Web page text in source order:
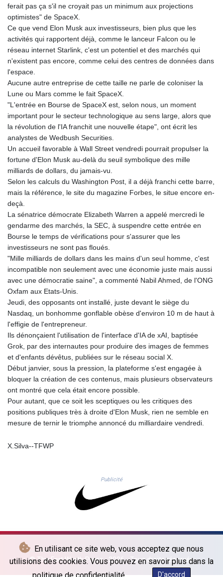
En utilisant ce site web, vous acceptez que nous
utilisions des cookies. Vous pouvez en savoir plus dans la
D'accord
KYD 0.833247
LAK
22575.258814
LBP
89537.973119
LRD 180.479173
LTL 2.95274
LVL 0.60489
LYD 6.360139
MDL 17.387495
MGA
MKD 53.374161
MMK
MNT
3596.040078
MOP 8.079926
MUR 47.069843
MVR 15.459842
MWK
MXN 17.15491
MYR 4.090201
NAD 16.244058
NGN
1364.669975
NIO 36.795607
NOK 9.51425
NZD 1.703215
OMR 0.384497
PAB 0.999866
RSD 101.728999
RUB 82.351799
RWF
1470.282086
ferait pas ça s'il ne croyait pas un minimum aux projections
optimistes" de SpaceX.
Ce que vend Elon Musk aux investisseurs, bien plus que les
activités qui rapportent déjà, comme le lanceur Falcon ou le
réseau internet Starlink, c'est un potentiel et des marchés qui
n'existent pas encore, comme celui des centres de données dans
l'espace.
Aucune autre entreprise de cette taille ne parle de coloniser la
Lune ou Mars comme le fait SpaceX.
"L'entrée en Bourse de SpaceX est, selon nous, un moment
important pour le secteur technologique au sens large, alors que
la révolution de l'IA franchit une nouvelle étape", ont écrit les
analystes de Wedbush Securities.
Un accueil favorable à Wall Street vendredi pourrait propulser la
fortune d'Elon Musk au-delà du seuil symbolique des mille
milliards de dollars, du jamais-vu.
Selon les calculs du Washington Post, il a déjà franchi cette barre,
mais la référence, le site du magazine Forbes, le situe encore en-
deçà.
La sénatrice démocrate Elizabeth Warren a appelé mercredi le
gendarme des marchés, la SEC, à suspendre cette entrée en
Bourse le temps de vérifications pour s'assurer que les
investisseurs ne sont pas floués.
"Mille milliards de dollars dans les mains d'un seul homme, c'est
incompatible non seulement avec une économie juste mais aussi
avec une démocratie saine", a commenté Nabil Ahmed, de l'ONG
Oxfam aux Etats-Unis.
Jeudi, des opposants ont installé, juste devant le siège du
Nasdaq, un bonhomme gonflable obèse d'environ 10 m de haut à
l'effigie de l'entrepreneur.
Ils dénonçaient l'utilisation de l'interface d'IA de xAI, baptisée
Grok, par des internautes pour produire des images de femmes
et d'enfants dévêtus, publiées sur le réseau social X.
Début janvier, sous la pression, la plateforme s'est engagée à
bloquer la création de ces contenus, mais plusieurs observateurs
ont montré que cela était encore possible.
Pour autant, que ce soit les sceptiques ou les critiques des
positions publiques très à droite d'Elon Musk, rien ne semble en
mesure de ternir le triomphe annoncé du milliardaire vendredi.
X.Silva--TFWP
Publicité
© The Fort Worth Press - 2026 - Tous droits réservés